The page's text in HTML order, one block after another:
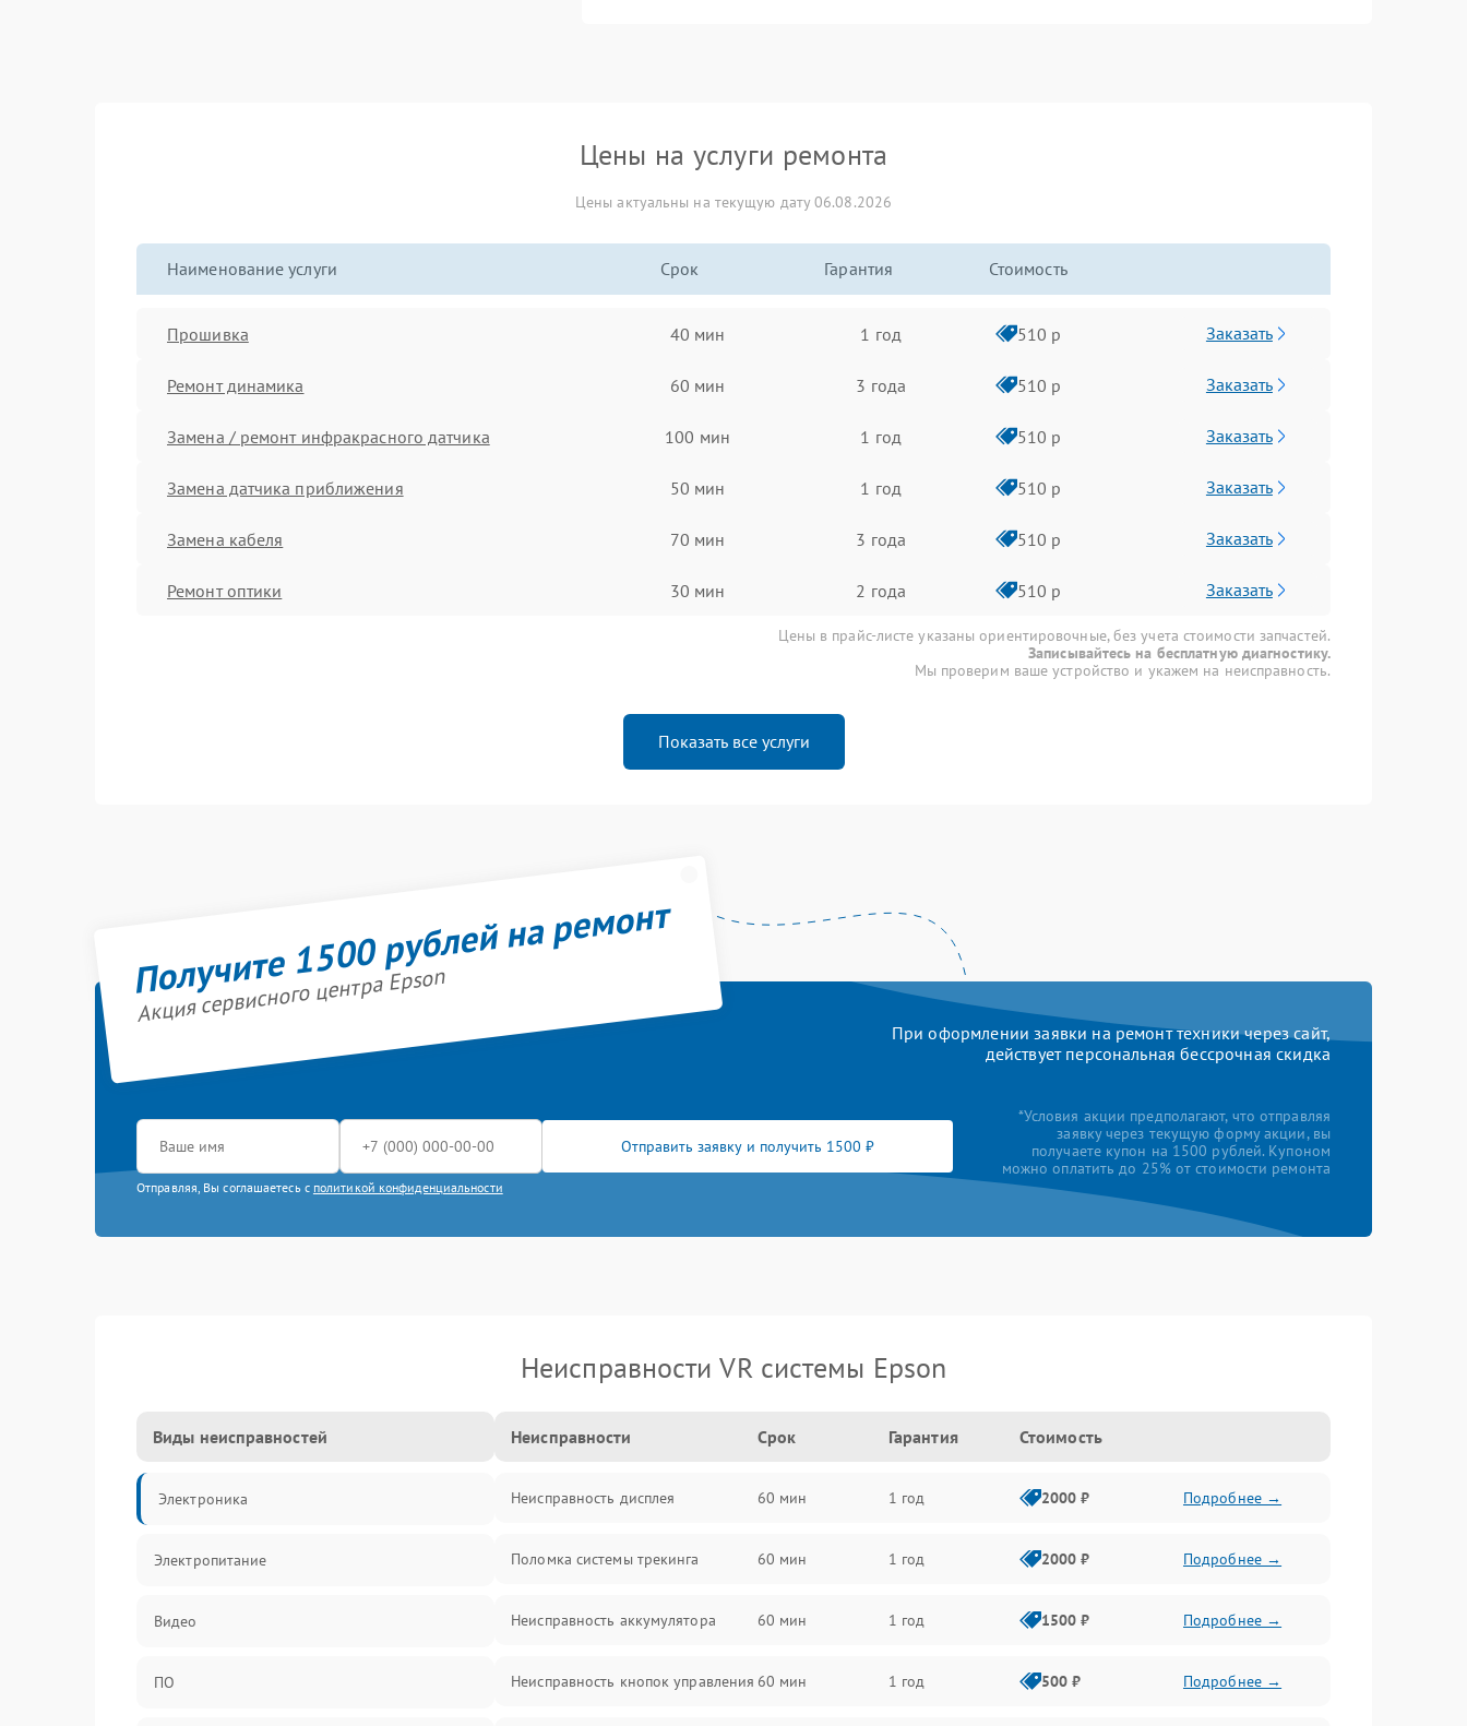
Цены на услуги ремонта
Цены актуальны на текущую дату 06.08.2026
Наименование услуги Срок Гарантия Стоимость
Прошивка 40 мин 1 год 510 р Заказать
Ремонт динамика 60 мин 3 года 510 р Заказать
Замена / ремонт инфракрасного датчика 100 мин 1 год 510 р Заказать
Замена датчика приближения 50 мин 1 год 510 р Заказать
Замена кабеля 70 мин 3 года 510 р Заказать
Ремонт оптики 30 мин 2 года 510 р Заказать
Цены в прайс-листе указаны ориентировочные, без учета стоимости запчастей.
Записывайтесь на бесплатную диагностику.
Мы проверим ваше устройство и укажем на неисправность.
Показать все услуги
Получите 1500 рублей на ремонт
Акция сервисного центра Epson
При оформлении заявки на ремонт техники через сайт,
действует персональная бессрочная скидка
Отправить заявку и получить 1500 ₽
Отправляя, Вы соглашаетесь с политикой конфиденциальности
*Условия акции предполагают, что отправляя
заявку через текущую форму акции, вы
получаете купон на 1500 рублей. Купоном
можно оплатить до 25% от стоимости ремонта
Неисправности VR системы Epson
Виды неисправностей
Электроника
Электропитание
Видео
ПО
Неисправности Срок Гарантия Стоимость
Неисправность дисплея 60 мин 1 год 2000 ₽ Подробнее →
Поломка системы трекинга 60 мин 1 год 2000 ₽ Подробнее →
Неисправность аккумулятора 60 мин 1 год 1500 ₽ Подробнее →
Неисправность кнопок управления 60 мин 1 год 500 ₽ Подробнее →